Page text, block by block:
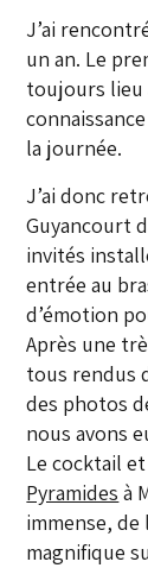
J’ai
un an. Le
toujours lieu
la journée.
J’ai donc
Guyancourt
invités
entrée au
d’émotion
Après une
tous rendus
des photos
nous avons
Le cocktail
Pyramides à
immense, de
magnifique